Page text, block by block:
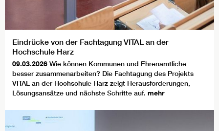
Eindrücke von der Fachtagung VITAL an der
Hochschule Harz
09.03.2026 Wie können Kommunen und Ehrenamtliche
besser zusammenarbeiten? Die Fachtagung des Projekts
VITAL an der Hochschule Harz zeigt Herausforderungen,
Lösungsansätze und nächste Schritte auf. mehr